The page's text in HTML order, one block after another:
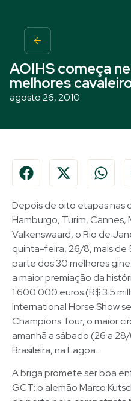
AOIHS começa
melhores
agosto 26, 2010
Depois de oito etapas nas
Hamburgo, Turim, Cannes,
Valkenswaard, o Rio de
quinta-feira, 26/8, mais de
parte dos 30 melhores
a maior premiação da
1.600.000 euros (R$ 3.5
International Horse Show
Champions Tour, o maior
amanhã a sábado (26 a
Brasileira, na Lagoa.
A briga promete ser boa
GCT: o alemão Marco